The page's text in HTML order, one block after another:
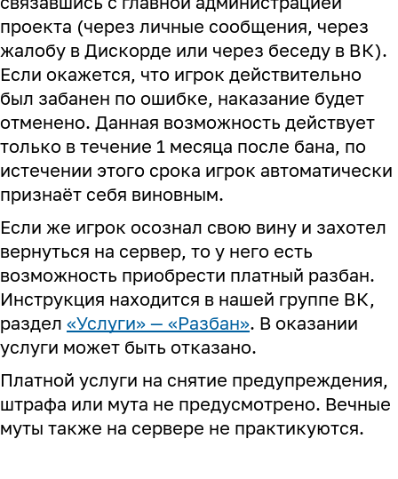
проекта (через личные сообщения, через
жалобу в Дискорде или через беседу в ВК).
Если окажется, что игрок действительно
был забанен по ошибке, наказание будет
отменено. Данная возможность действует
только в течение 1 месяца после бана, по
истечении этого срока игрок автоматически
признаёт себя виновным.
Если же игрок осознал свою вину и захотел
вернуться на сервер, то у него есть
возможность приобрести платный разбан.
Инструкция находится в нашей группе ВК,
раздел «Услуги» — «Разбан». В оказании
услуги может быть отказано.
Платной услуги на снятие предупреждения,
штрафа или мута не предусмотрено. Вечные
муты также на сервере не практикуются.